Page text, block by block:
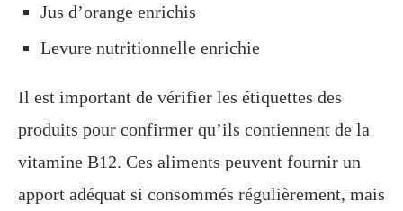
Jus d’orange enrichis
Levure nutritionnelle enrichie
Il est important de vérifier les étiquettes des
produits pour confirmer qu’ils contiennent de la
vitamine B12. Ces aliments peuvent fournir un
apport adéquat si consommés régulièrement, mais